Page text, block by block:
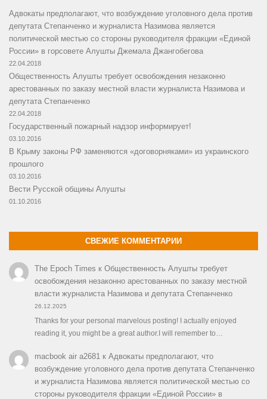
Адвокаты предполагают, что возбуждение уголовного дела против
депутата Степанченко и журналиста Назимова является
политической местью со стороны руководителя фракции «Единой
России» в горсовете Алушты Джемала Джангобегова
22.04.2018
Общественность Алушты требует освобождения незаконно
арестованных по заказу местной власти журналиста Назимова и
депутата Степанченко
22.04.2018
Государственный пожарный надзор информирует!
03.10.2016
В Крыму законы РФ заменяются «договорняками» из украинского
прошлого
03.10.2016
Вести Русской общины Алушты
01.10.2016
СВЕЖИЕ КОММЕНТАРИИ
The Epoch Times к Общественность Алушты требует
освобождения незаконно арестованных по заказу местной
власти журналиста Назимова и депутата Степанченко
26.12.2025
Thanks for your personal marvelous posting! I actually enjoyed
reading it, you might be a great author.I will remember to…
macbook air a2681 к Адвокаты предполагают, что
возбуждение уголовного дела против депутата Степанченко
и журналиста Назимова является политической местью со
стороны руководителя фракции «Единой России» в